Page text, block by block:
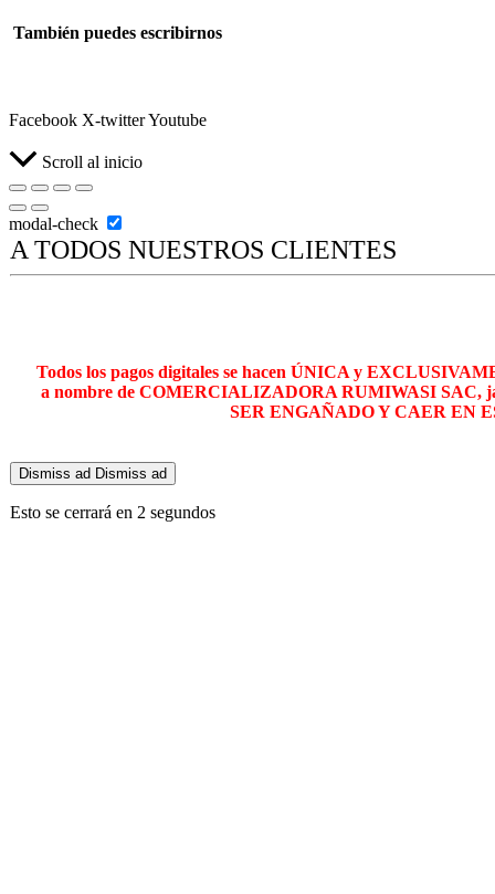
También puedes escribirnos
Facebook X-twitterYoutube
Scroll al inicio
modal-check
A TODOS NUESTROS CLIENTES
Todos los pagos digitales se hacen ÚNICA y
a nombre de COMERCIALIZADORA RUMIWASI SAC,
SER ENGAÑADO Y CAER EN
Dismiss ad Dismiss ad
Esto se cerrará en 2 segundos